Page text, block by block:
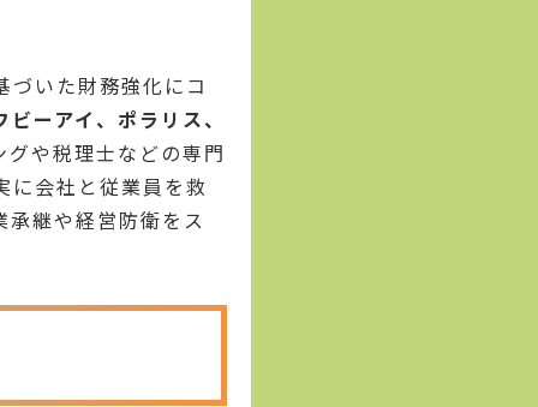
いた財務強化にコ
ーアイ、ポラリス、
や税理士などの専門
に会社と従業員を救
継や経営防衛をス